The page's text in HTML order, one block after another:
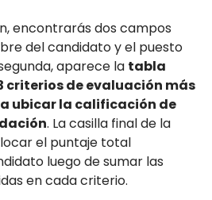
encontrarás dos campos
del candidato y el puesto
aparece la tabla
criterios de evaluación más
ubicar la calificación de
. La casilla final de la
el puntaje total
luego de sumar las
en cada criterio.